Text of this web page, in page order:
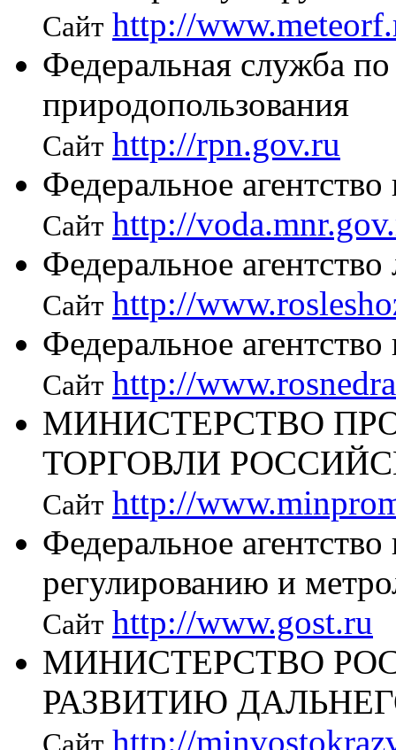
Сайт http://
Федеральная служба
природопользования
Сайт http://rpn.gov.ru
Федеральное
Сайт http://
Федеральное агентство
Сайт http://
Федеральное
Сайт http://
МИНИСТЕРСТВО
ТОРГОВЛИ
Сайт http://
Федеральное
регулированию и
Сайт http://www.gost.ru
МИНИСТЕРСТВО
РАЗВИТИЮ
http://